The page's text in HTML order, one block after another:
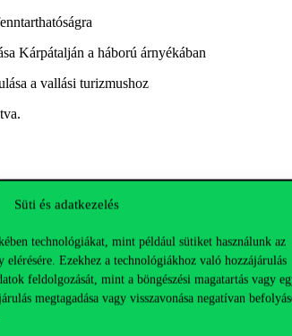
Süti és adatkezelés
technológiákat, mint például sütiket használunk az
elérésére. Ezekhez a technológiákhoz való hozzájárulás
feldolgozását, mint a böngészési magatartás vagy
megtagadása vagy visszavonása negatívan
Kárpátalján a háború árnyékában
a vallási turizmushoz